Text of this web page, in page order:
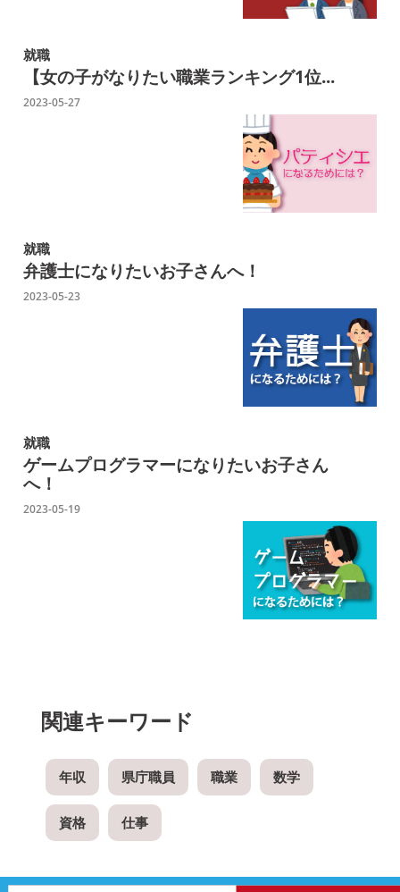
就職
【女の子がなりたい職業ランキング1位...
2023-05-27
就職
弁護士になりたいお子さんへ！
2023-05-23
就職
ゲームプログラマーになりたいお子さん
へ！
2023-05-19
関連キーワード
年収 県庁職員 職業 数学
資格 仕事